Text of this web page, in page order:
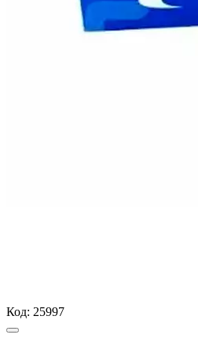
Код: 25997